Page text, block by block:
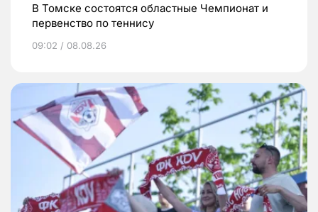
В Томске состоятся областные Чемпионат и
первенство по теннису
09:02 / 08.08.26